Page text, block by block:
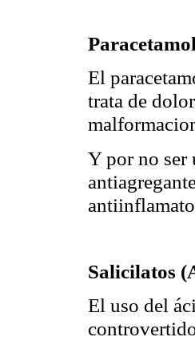
El
trata de
Y por no ser
Salicilatos
El uso del